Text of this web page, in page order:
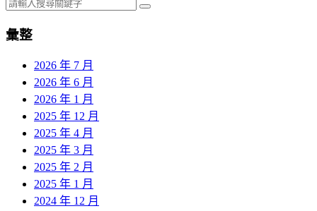
彙整
2026 年 7 月
2026 年 6 月
2026 年 1 月
2025 年 12 月
2025 年 4 月
2025 年 3 月
2025 年 2 月
2025 年 1 月
2024 年 12 月